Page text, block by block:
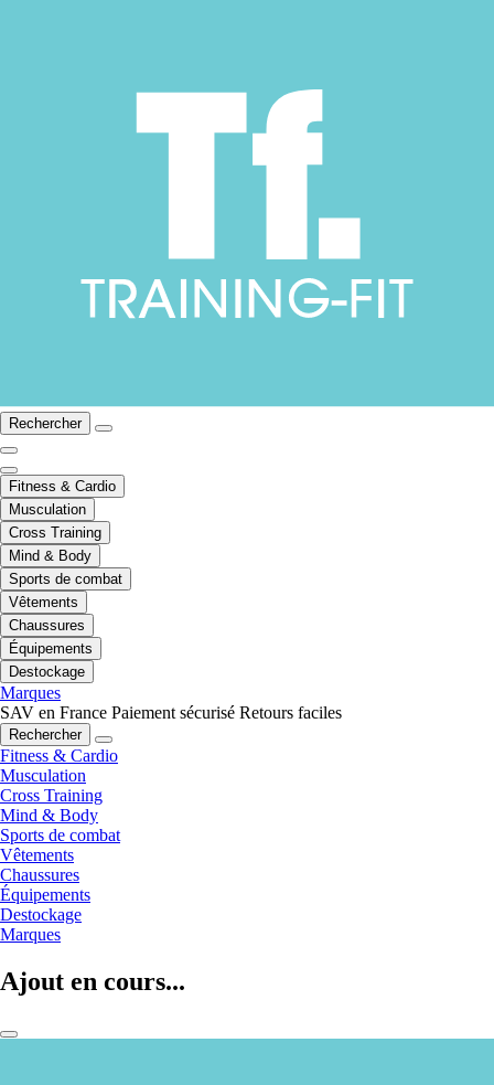
Rechercher
Fitness & Cardio
Musculation
Cross Training
Mind & Body
Sports de combat
Vêtements
Chaussures
Équipements
Destockage
Marques
SAV en France Paiement sécurisé Retours faciles
Rechercher
Fitness & Cardio
Musculation
Cross Training
Mind & Body
Sports de combat
Vêtements
Chaussures
Équipements
Destockage
Marques
Ajout en cours...